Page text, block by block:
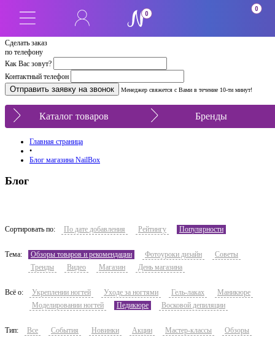
Сделать заказ
по телефону
Как Вас зовут?
Контактный телефон
Менеджер свяжется с Вами в течение 10-ти минут!
0
0
Каталог товаров Бренды
Главная страница
•
Блог магазина NailBox
Блог
Сортировать по: По дате добавления Рейтингу Популярности
Тема: Обзоры товаров и рекомендации Фотоуроки дизайн
Советы
Тренды
Видео Магазин День магазина
Всё о: Укреплении ногтей Уходе за ногтями Гель-лаках
Маникюре
Моделировании ногтей
Педикюре Восковой депиляции
Тип: Все События Новинки Акции Мастер-классы
Обзоры